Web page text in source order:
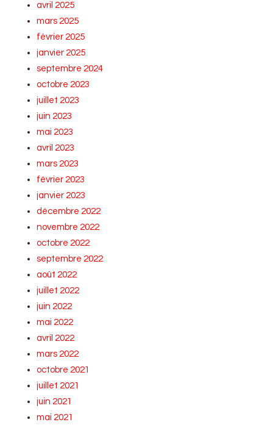
avril 2025
mars 2025
février 2025
janvier 2025
septembre 2024
octobre 2023
juillet 2023
juin 2023
mai 2023
avril 2023
mars 2023
février 2023
janvier 2023
décembre 2022
novembre 2022
octobre 2022
septembre 2022
août 2022
juillet 2022
juin 2022
mai 2022
avril 2022
mars 2022
octobre 2021
juillet 2021
juin 2021
mai 2021